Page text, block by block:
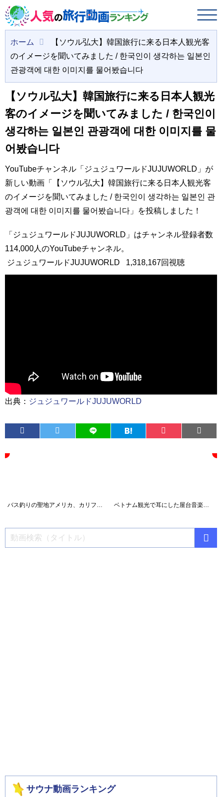
ホーム
【ソウル弘大】韓国旅行に来る日本人観光客
のイメージを聞いてみました / 한국인이 생각하는 일본인
관광객에 대한 이미지를 물어봤습니다
【ソウル弘大】韓国旅行に来る日本人観光
客のイメージを聞いてみました / 한국인이
생각하는 일본인 관광객에 대한 이미지를 물
어봤습니다
YouTubeチャンネル「ジュジュワールドJUJUWORLD」が
新しい動画「【ソウル弘大】韓国旅行に来る日本人観光客
のイメージを聞いてみました / 한국인이 생각하는 일본인 관
광객에 대한 이미지를 물어봤습니다」を投稿しました！
「ジュジュワールドJUJUWORLD」はチャンネル登録者数
114,000人のYouTubeチャンネル。
ジュジュワールドJUJUWORLD
1,318,167回視聴
出典： ジュジュワールドJUJUWORLD
ベトナム観光で耳にした屋台音楽｜ダナン旅気分になれる人気曲集｜Street vendor calls in Da Nang, Vietnam
バス釣りの聖地アメリカ、カリフォルニアでバスフィッシング！
サウナ動画ランキング